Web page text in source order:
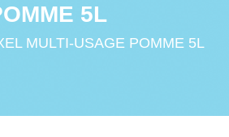
5L
MULTI-USAGE POMME 5L